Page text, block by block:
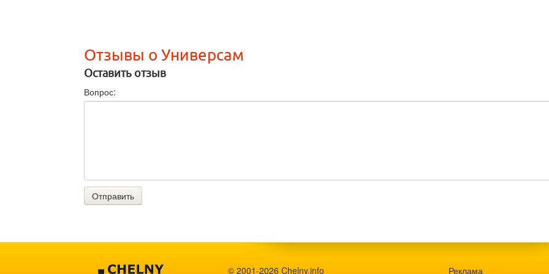
Отзывы о Универсам
Оставить отзыв
Вопрос:
Отправить
© 2001-2026 Chelny.info Реклама